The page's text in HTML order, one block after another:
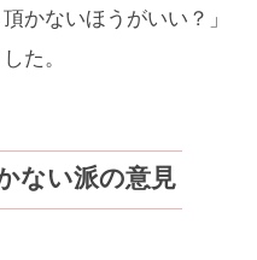
かないほうがいい？」
た。
ない派の意見